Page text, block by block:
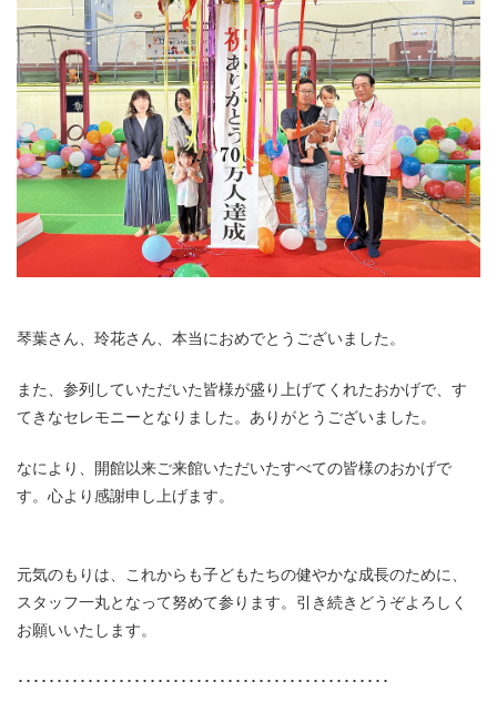
琴葉さん、玲花さん、本当におめでとうございました。
また、参列していただいた皆様が盛り上げてくれたおかげで、す
てきなセレモニーとなりました。ありがとうございました。
なにより、開館以来ご来館いただいたすべての皆様のおかげで
す。心より感謝申し上げます。
元気のもりは、これからも子どもたちの健やかな成長のために、
スタッフ一丸となって努めて参ります。引き続きどうぞよろしく
お願いいたします。
････････････････････････････････････････････････